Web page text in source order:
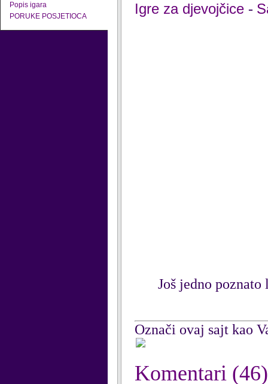
Popis igara
PORUKE POSJETIOCA
Igre za djevojčice -
Još jedno
Označi ovaj sajt kao
Komentari (46)